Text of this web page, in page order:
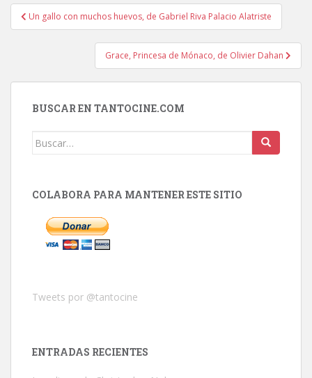
Navegación
de
Un gallo con muchos huevos, de Gabriel Riva Palacio Alatriste
Grace, Princesa de Mónaco, de Olivier Dahan
BUSCAR EN TANTOCINE.COM
Buscar:
COLABORA PARA MANTENER ESTE SITIO
Tweets por @tantocine
ENTRADAS RECIENTES